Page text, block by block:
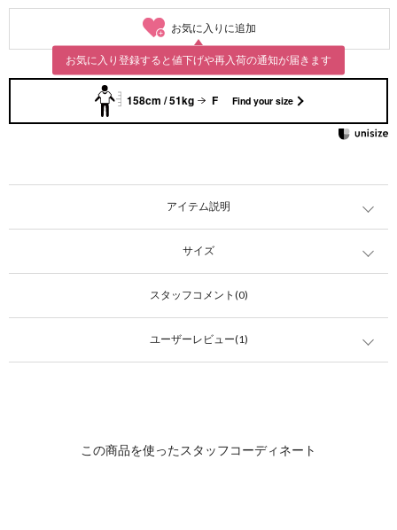
お気に入りに追加
お気に入り登録すると値下げや再入荷の通知が届きます
158cm / 51kg F Find your size
アイテム説明
サイズ
スタッフコメント(0)
ユーザーレビュー(1)